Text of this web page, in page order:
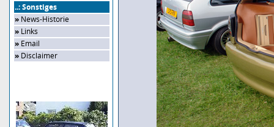
..: Sonstiges
» News-Historie
» Links
» Email
» Disclaimer